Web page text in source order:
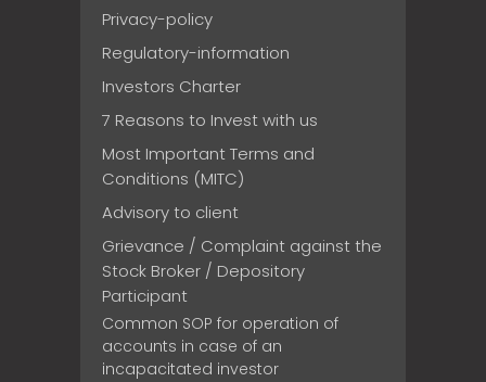
Privacy-policy
Regulatory-information
Investors Charter
7 Reasons to Invest with us
Most Important Terms and
Conditions (MITC)
Advisory to client
Grievance / Complaint against the
Stock Broker / Depository
Participant
Common SOP for operation of
accounts in case of an
incapacitated investor